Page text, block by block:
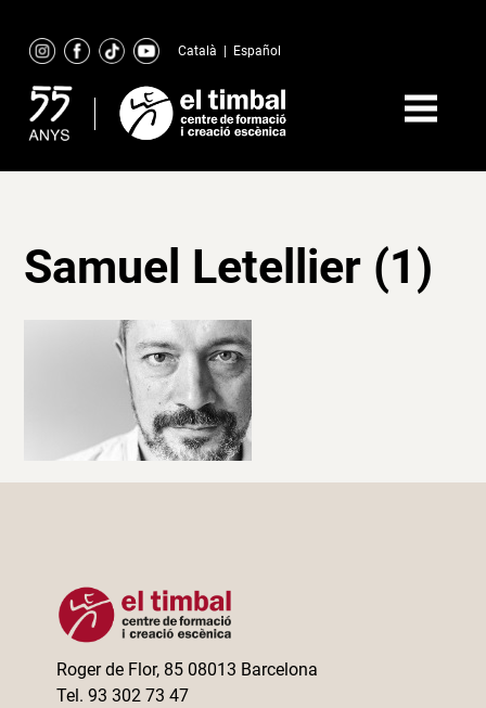
content
Català Español
Samuel Letellier (1)
Roger de Flor, 85 08013 Barcelona
Tel. 93 302 73 47